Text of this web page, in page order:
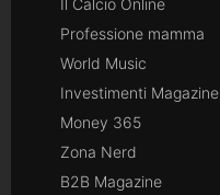
Professione mamma
World Music
Investimenti Magazine
Money 365
Zona Nerd
B2B Magazine